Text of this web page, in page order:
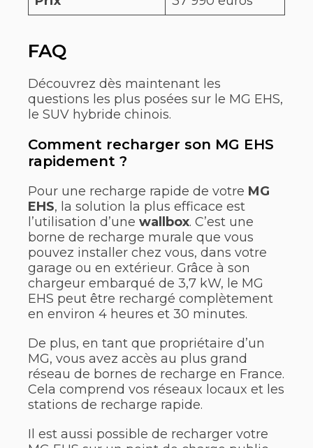
FAQ
Découvrez dès maintenant les
questions les plus posées sur le MG EHS,
le SUV hybride chinois.
Comment recharger son MG EHS
rapidement ?
Pour une recharge rapide de votre MG
EHS, la solution la plus efficace est
l’utilisation d’une wallbox. C’est une
borne de recharge murale que vous
pouvez installer chez vous, dans votre
garage ou en extérieur. Grâce à son
chargeur embarqué de 3,7 kW, le MG
EHS peut être rechargé complètement
en environ 4 heures et 30 minutes.
De plus, en tant que propriétaire d’un
MG, vous avez accès au plus grand
réseau de bornes de recharge en France.
Cela comprend vos réseaux locaux et les
stations de recharge rapide.
Il est aussi possible de recharger votre